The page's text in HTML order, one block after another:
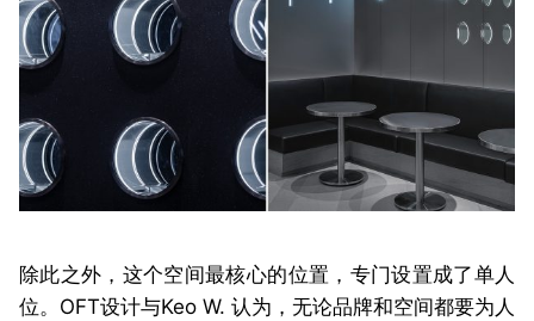
除此之外，这个空间最核心的位置，专门设置成了单人
位。OFT设计与Keo W. 认为，无论品牌和空间都要为人